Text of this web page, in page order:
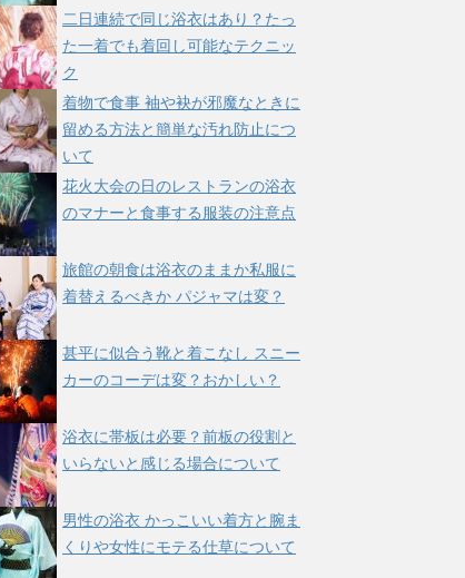
二日連続で同じ浴衣はあり？たっ
た一着でも着回し可能なテクニッ
ク
着物で食事 袖や袂が邪魔なときに
留める方法と簡単な汚れ防止につ
いて
花火大会の日のレストランの浴衣
のマナーと食事する服装の注意点
旅館の朝食は浴衣のままか私服に
着替えるべきか パジャマは変？
甚平に似合う靴と着こなし スニー
カーのコーデは変？おかしい？
浴衣に帯板は必要？前板の役割と
いらないと感じる場合について
男性の浴衣 かっこいい着方と腕ま
くりや女性にモテる仕草について